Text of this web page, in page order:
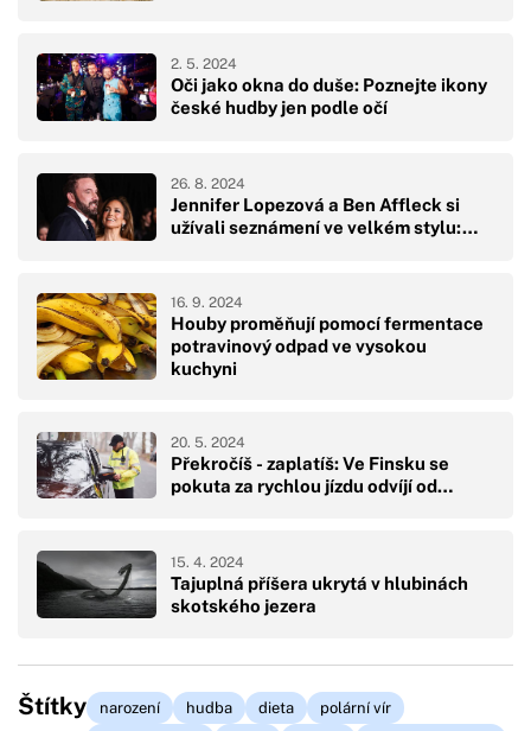
Oči jako okna do duše: Poznejte ikony
české hudby jen podle očí
2. 5. 2024
Jennifer Lopezová a Ben Affleck si
užívali seznámení ve velkém stylu:…
26. 8. 2024
Houby proměňují pomocí fermentace
potravinový odpad ve vysokou
kuchyni
16. 9. 2024
Překročíš - zaplatíš: Ve Finsku se
pokuta za rychlou jízdu odvíjí od…
20. 5. 2024
Tajuplná příšera ukrytá v hlubinách
skotského jezera
15. 4. 2024
Štítky narození hudba dieta polární vír